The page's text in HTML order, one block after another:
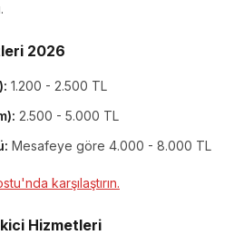
2026
1.200 - 2.500 TL
2.500 - 5.000 TL
Mesafeye göre 4.000 - 8.000 TL
karşılaştırın.
Hizmetleri